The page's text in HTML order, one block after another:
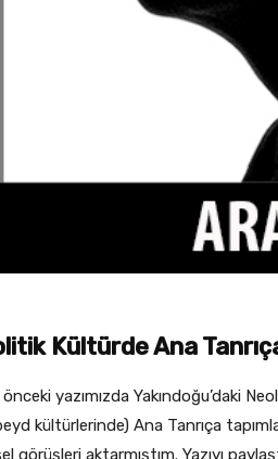
Kültürde Ana
yazımızda Yakındoğu’daki
kültürlerinde) Ana Tanrıça
görüşleri aktarmıştım. Yazıyı